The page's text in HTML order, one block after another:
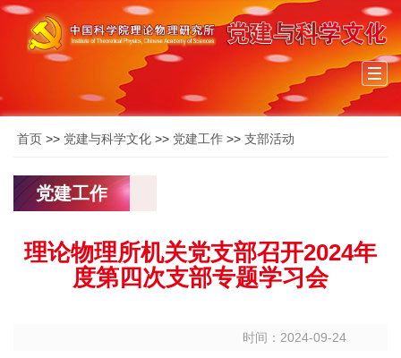
首页 >> 党建与科学文化 >> 党建工作 >> 支部活动
党建工作
理论物理所机关党支部召开2024年
度第四次支部专题学习会
时间：2024-09-24